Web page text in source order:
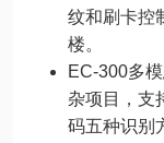
纹和刷卡控
楼。
EC-300多
杂项目，支
码五种识别